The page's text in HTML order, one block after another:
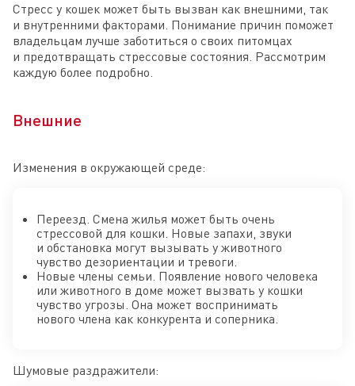
Стресс у кошек может быть вызван как внешними, так
и внутренними факторами. Понимание причин поможет
владельцам лучше заботиться о своих питомцах
и предотвращать стрессовые состояния. Рассмотрим
каждую более подробно.
Внешние
Изменения в окружающей среде:
Переезд. Смена жилья может быть очень
стрессовой для кошки. Новые запахи, звуки
и обстановка могут вызывать у животного
чувство дезориентации и тревоги.
Новые члены семьи. Появление нового человека
или животного в доме может вызвать у кошки
чувство угрозы. Она может воспринимать
нового члена как конкурента и соперника.
Шумовые раздражители: